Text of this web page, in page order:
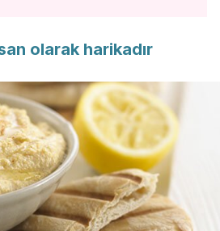
olarak harikadır